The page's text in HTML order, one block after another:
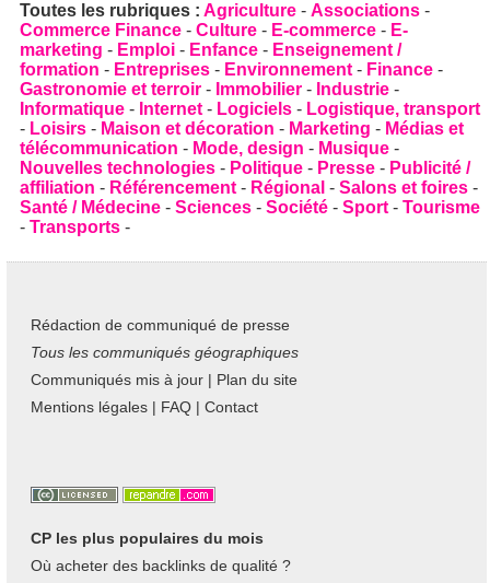
Toutes les rubriques : Agriculture - Associations -
Commerce Finance - Culture - E-commerce - E-
marketing - Emploi - Enfance - Enseignement /
formation - Entreprises - Environnement - Finance -
Gastronomie et terroir - Immobilier - Industrie -
Informatique - Internet - Logiciels - Logistique, transport
- Loisirs - Maison et décoration - Marketing - Médias et
télécommunication - Mode, design - Musique -
Nouvelles technologies - Politique - Presse - Publicité /
affiliation - Référencement - Régional - Salons et foires -
Santé / Médecine - Sciences - Société - Sport - Tourisme
- Transports -
Rédaction de communiqué de presse
Tous les communiqués géographiques
Communiqués mis à jour | Plan du site
Mentions légales | FAQ | Contact
CP les plus populaires du mois
Où acheter des backlinks de qualité ?